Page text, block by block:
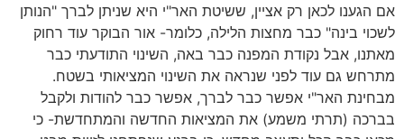
אם הגענו לכאן רק אציין, ששיטת האר"י היא שניתן לברך "הנותן
לשכוי בינה" כבר מחצות הלילה, כלומר- אור הבוקר עוד רחוק
מאתנו, אבל נקודת המפנה כבר באה, השינוי התודעתי כבר
מתרחש גם עוד לפני שנראה את השינוי המציאותי בשטח.
מבחינת האר"י אפשר כבר לברך, אפשר כבר להודות ולקבל
בברכה (תרתי משמע) את המציאות החדשה והמתחדשת- כי